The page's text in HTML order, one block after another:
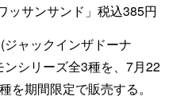
ッサンサンド」税込385円
ジャックインザドーナ
シリーズ全3種を、7月22
を期間限定で販売する。